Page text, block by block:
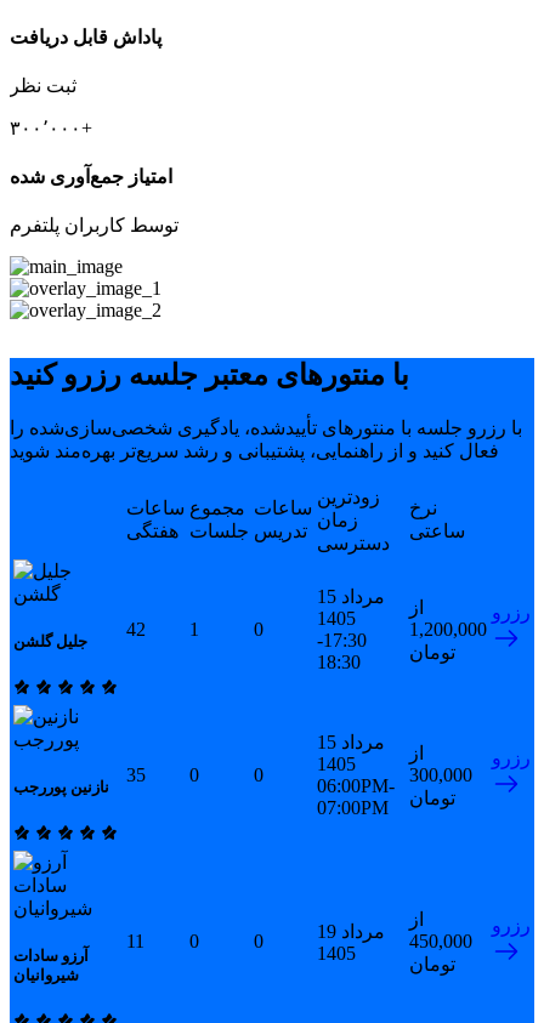
پاداش قابل دریافت
ثبت نظر
۳۰۰٬۰۰۰+
امتیاز جمع‌آوری شده
توسط کاربران پلتفرم
با منتورهای معتبر جلسه رزرو کنید
با رزرو جلسه با منتورهای تأییدشده، یادگیری شخصی‌سازی‌شده را
فعال کنید و از راهنمایی، پشتیبانی و رشد سریع‌تر بهره‌مند شوید
ساعات
هفتگی
مجموع
جلسات
ساعات
تدریس
زودترین
زمان
دسترسی
نرخ
ساعتی
جلیل گلشن
42 1 0
15 مرداد
1405
17:30-
18:30
از
1,200,000
تومان
رزرو
نازنین پوررجب
35 0 0
15 مرداد
1405
06:00PM-
07:00PM
از
300,000
تومان
رزرو
آرزو سادات
شیروانیان
11 0 0
19 مرداد
1405
از
450,000
تومان
رزرو